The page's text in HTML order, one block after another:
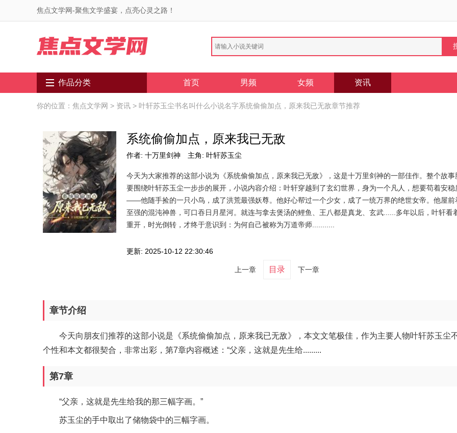
焦点文学网-聚焦文学盛宴，点亮心灵之路！
作品分类 首页 男频 女频 资讯
你的位置： 焦点文学网 > 资讯 > 叶轩苏玉尘书名叫什么小说名字系统偷偷加点，原来我已无敌章节推荐
系统偷偷加点，原来我已无敌
作者: 十万里剑神 主角: 叶轩苏玉尘
今天为大家推荐的这部小说为《系统偷偷加点，原来我已无敌》，这是十万里剑神的一部佳作。整个故事
要围绕叶轩苏玉尘一步步的展开，小说内容介绍：叶轩穿越到了玄幻世界，身为一个凡人，想要苟着安稳
——他随手捡的一只小鸟，成了洪荒最强妖尊。他好心帮过一个少女，成了一统万界的绝世女帝。他屋前
至强的混沌神兽，可口吞日月星河。就连与拿去煲汤的鲤鱼、王八都是真龙、玄武......多年以后，叶轩看
重开，时光倒转，才终于意识到：为何自己被称为万道帝师...........
更新: 2025-10-12 22:30:46
上一章 目录 下一章
章节介绍
今天向朋友们推荐的这部小说是《系统偷偷加点，原来我已无敌》，本文文笔极佳，作为主要人物叶轩苏玉尘
个性和本文都很契合，非常出彩，第7章内容概述：“父亲，这就是先生给.........
第7章
“父亲，这就是先生给我的那三幅字画。”
苏玉尘的手中取出了储物袋中的三幅字画。